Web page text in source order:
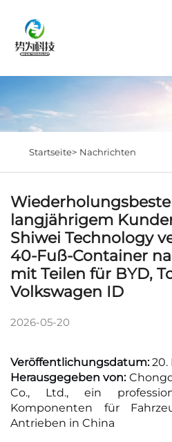
Startseite> Nachrichten
langjährigem
Shiwei Technology
40-Fuß-Container
mit Teilen für BYD,
Volkswagen ID
2026-05-20
Veröffentlichungsdatum:20.
Herausgegeben von:
Co., Ltd., ein
Komponenten für
Antrieben in China